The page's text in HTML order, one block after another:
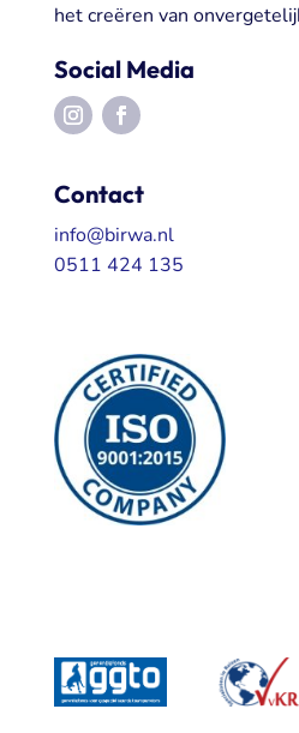
het creëren van
Social Media
Contact
info@birwa.nl
0511 424 135